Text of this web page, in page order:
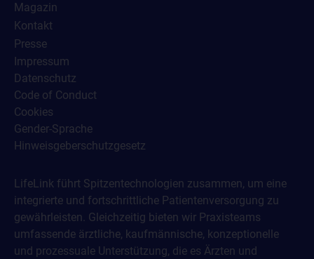
Magazin
Kontakt
Presse
Impressum
Datenschutz
Code of Conduct
Cookies
Gender-Sprache
Hinweisgeberschutzgesetz
LifeLink führt Spitzentechnologien zusammen, um eine
integrierte und fortschrittliche Patientenversorgung zu
gewährleisten. Gleichzeitig bieten wir Praxisteams
umfassende ärztliche, kaufmännische, konzeptionelle
und prozessuale Unterstützung, die es Ärzten und